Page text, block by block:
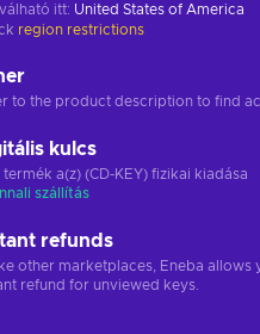
itt: United States of America
region restrictions
to the product description to find
kulcs
termék a(z) (CD-KEY) fizikai kiadása
szállítás
refunds
other marketplaces, Eneba allows
refund for unviewed keys.